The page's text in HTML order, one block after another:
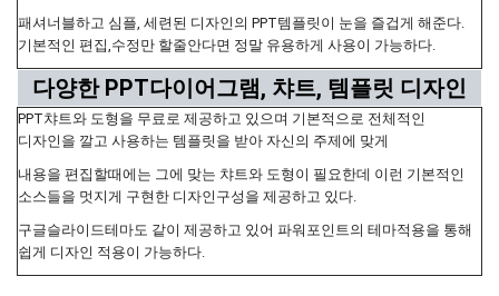
패셔너블하고 심플, 세련된 디자인의 PPT템플릿이 눈을 즐겁게 해준다.
기본적인 편집,수정만 할줄안다면 정말 유용하게 사용이 가능하다.
다양한 PPT다이어그램, 챠트, 템플릿 디자인
PPT챠트와 도형을 무료로 제공하고 있으며 기본적으로 전체적인
디자인을 깔고 사용하는 템플릿을 받아 자신의 주제에 맞게
내용을 편집할때에는 그에 맞는 챠트와 도형이 필요한데 이런 기본적인
소스들을 멋지게 구현한 디자인구성을 제공하고 있다.
구글슬라이드테마도 같이 제공하고 있어 파워포인트의 테마적용을 통해
쉽게 디자인 적용이 가능하다.